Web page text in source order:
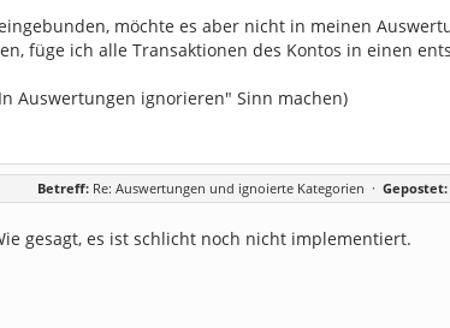
möchte es aber nicht in meinen
füge ich alle Transaktionen des Kontos in einen
Auswertungen ignorieren" Sinn machen)
Betreff: Re: Auswertungen und ignoierte Kategorien · Gepostet:
gesagt, es ist schlicht noch nicht implementiert.